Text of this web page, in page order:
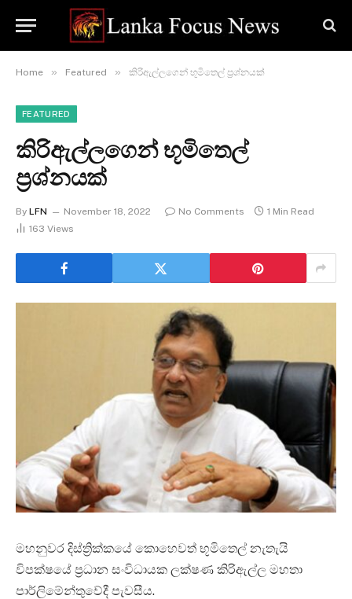
Home » Featured » කිරිඇල්ලගෙන් භූමිතෙල් ප්‍රශ්නයක්
FEATURED
කිරිඇල්ලගෙන් භූමිතෙල්
ප්‍රශ්නයක්
By LFN November 18, 2022 No Comments
1 Min Read
163 Views
මහනුවර දිස්ත්‍රික්කයේ කොහෙවත් භූමිතෙල් නැතැයි
විපක්ෂයේ ප්‍රධාන සංවිධායක ලක්ෂණ කිරිඇල්ල මහතා
පාර්ලිමේන්තුවේදී පැවසීය.